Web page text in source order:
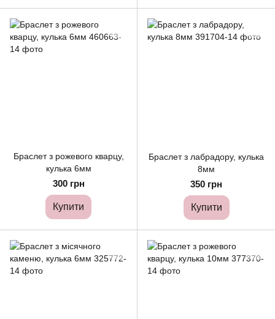
Браслет з рожевого кварцу,
кулька 6мм
300 грн
Купити
Браслет з лабрадору, кулька
8мм
350 грн
Купити